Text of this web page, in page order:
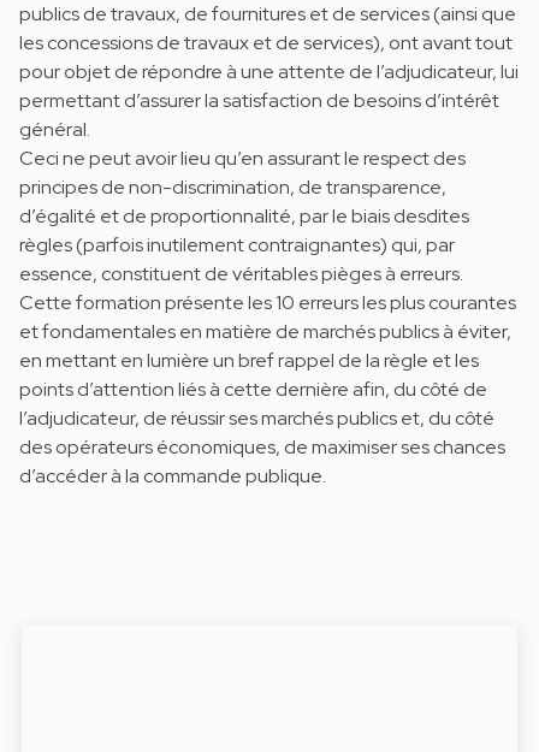
publics de travaux, de fournitures et de services (ainsi que
les concessions de travaux et de services), ont avant tout
pour objet de répondre à une attente de l’adjudicateur, lui
permettant d’assurer la satisfaction de besoins d’intérêt
général.
Ceci ne peut avoir lieu qu’en assurant le respect des
principes de non-discrimination, de transparence,
d’égalité et de proportionnalité, par le biais desdites
règles (parfois inutilement contraignantes) qui, par
essence, constituent de véritables pièges à erreurs.
Cette formation présente les 10 erreurs les plus courantes
et fondamentales en matière de marchés publics à éviter,
en mettant en lumière un bref rappel de la règle et les
points d’attention liés à cette dernière afin, du côté de
l’adjudicateur, de réussir ses marchés publics et, du côté
des opérateurs économiques, de maximiser ses chances
d’accéder à la commande publique.